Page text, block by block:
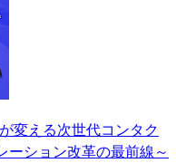
変える次世代コンタク
ーション改革の最前線～